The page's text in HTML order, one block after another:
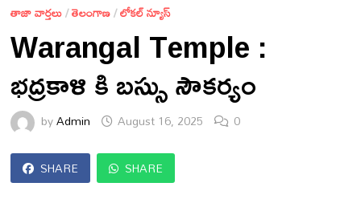
తాజా వార్తలు/తెలంగాణ/లోకల్ న్యూస్
Warangal Temple :
భద్రకాళి కి బస్సు సౌకర్యం
byAdmin August 16, 2025 0
SHARE SHARE